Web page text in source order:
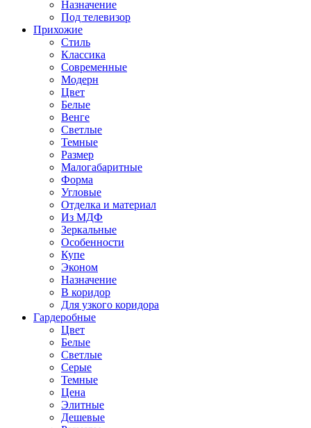
Назначение
Под телевизор
Прихожие
Стиль
Классика
Современные
Модерн
Цвет
Белые
Венге
Светлые
Темные
Размер
Малогабаритные
Форма
Угловые
Отделка и материал
Из МДФ
Зеркальные
Особенности
Купе
Эконом
Назначение
В коридор
Для узкого коридора
Гардеробные
Цвет
Белые
Светлые
Серые
Темные
Цена
Элитные
Дешевые